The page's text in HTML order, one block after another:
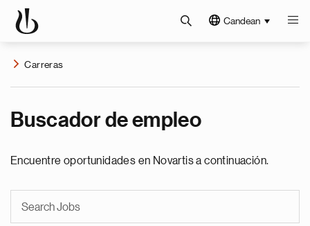
Candean
Carreras
Buscador de empleo
Encuentre oportunidades en Novartis a continuación.